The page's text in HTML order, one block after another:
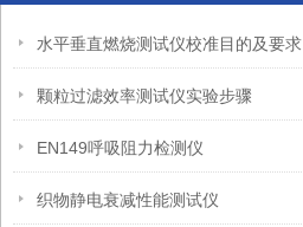
水平垂直燃烧测试仪校准目的及要求
颗粒过滤效率测试仪实验步骤
EN149呼吸阻力检测仪
织物静电衰减性能测试仪